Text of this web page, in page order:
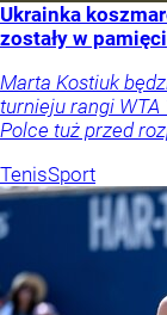
Ukrainka
zostały w pamięci
Marta Kostiuk
turnieju rangi WTA
Polce tuż przed
TenisSport